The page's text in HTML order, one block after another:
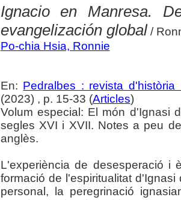
Ignacio en Manresa.
evangelización global/
Po-chia Hsia, Ronnie
En: Pedralbes : revista d'història
(2023) , p. 15-33 (Articles)
Volum especial: El món d'Ignasi
segles XVI i XVII. Notes a peu
anglès.
L'experiència de desesperació i
formació de l'espiritualitat
personal, la peregrinació